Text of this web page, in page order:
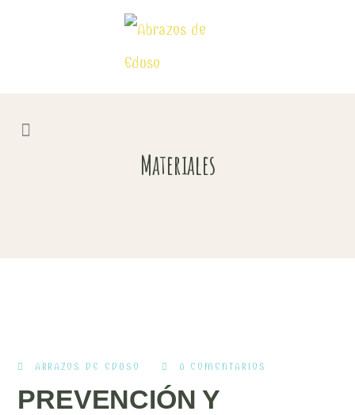
Materiales
ABRAZOS DE EDUSO 0 COMENTARIOS
PREVENCIÓN Y